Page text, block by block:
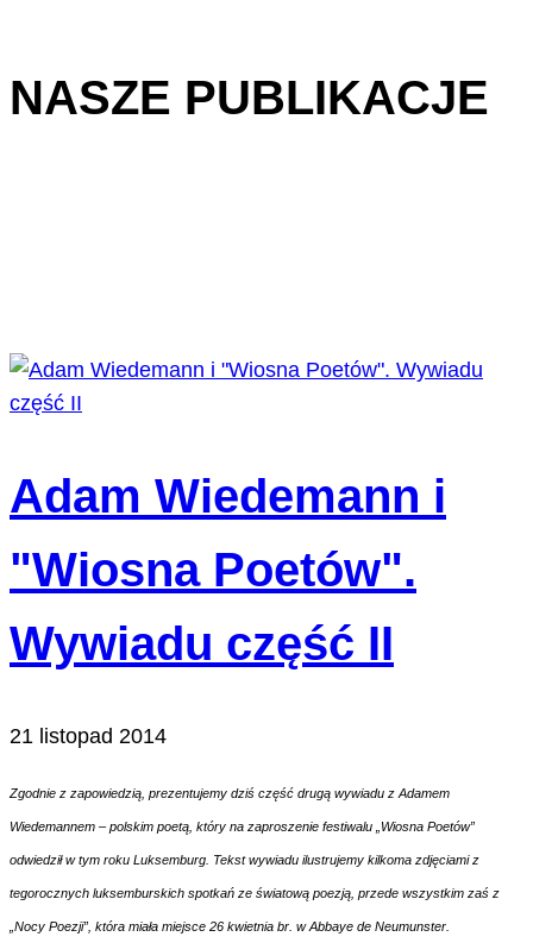
NASZE PUBLIKACJE
Adam Wiedemann i
"Wiosna Poetów".
Wywiadu część II
21 listopad 2014
Zgodnie z zapowiedzią, prezentujemy dziś część drugą wywiadu z Adamem
Wiedemannem – polskim poetą, który na zaproszenie festiwalu „Wiosna Poetów”
odwiedził w tym roku Luksemburg. Tekst wywiadu ilustrujemy kilkoma zdjęciami z
tegorocznych luksemburskich spotkań ze światową poezją, przede wszystkim zaś z
„Nocy Poezji”, która miała miejsce 26 kwietnia br. w Abbaye de Neumunster.